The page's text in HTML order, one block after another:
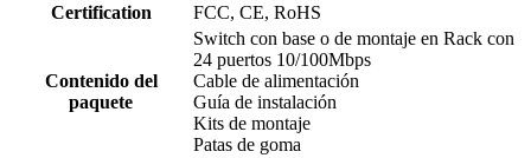
Certification
FCC, CE, RoHS
Contenido del
paquete
Switch con base o de montaje en Rack con
24 puertos 10/100Mbps
Cable de alimentación
Guía de instalación
Kits de montaje
Patas de goma